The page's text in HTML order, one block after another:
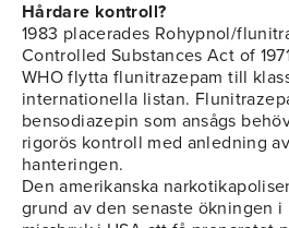
Hårdare kontroll?
1983 placerades Rohypnol/
Controlled Substances Act of
WHO flytta flunitrazepam till
internationella listan.
bensodiazepin som ansågs
rigorös kontroll med anledning
hanteringen.
Den amerikanska
grund av den senaste ökningen